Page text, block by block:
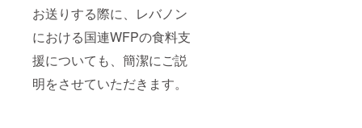
お送りする際に、レバノン
における国連WFPの食料支
援についても、簡潔にご説
明をさせていただきます。